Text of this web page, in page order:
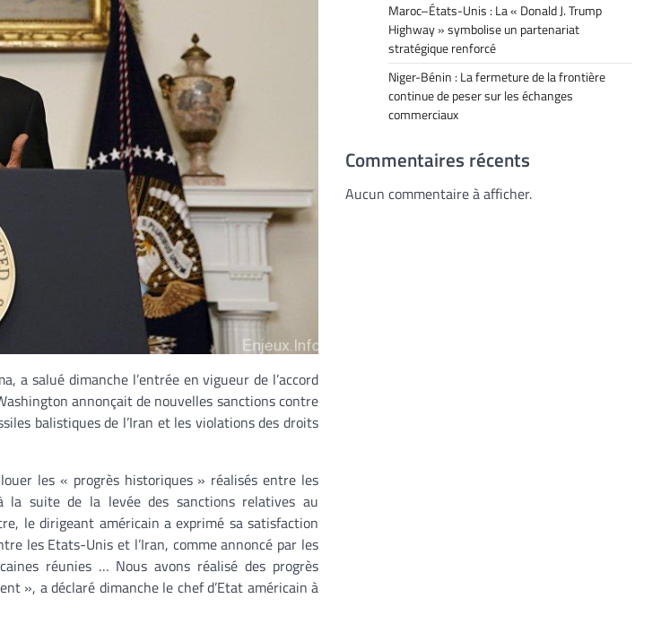
a salué dimanche l’entrée en vigueur de l’accord
annonçait de nouvelles sanctions contre
balistiques de l’Iran et les violations des droits
les « progrès historiques » réalisés entre les
la suite de la levée des sanctions relatives au
le dirigeant américain a exprimé sa satisfaction
les Etats-Unis et l’Iran, comme annoncé par les
réunies … Nous avons réalisé des progrès
», a déclaré dimanche le chef d’Etat américain à
Maroc–États-Unis : La « Donald J. Trump
Highway » symbolise un partenariat
stratégique renforcé
Niger-Bénin : La fermeture de la frontière
continue de peser sur les échanges
commerciaux
Commentaires récents
Aucun commentaire à afficher.